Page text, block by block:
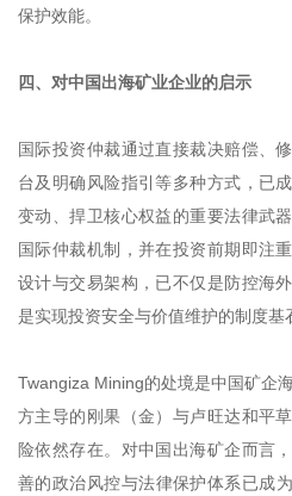
保护效能。
四、对中国出海矿业企业的启示
国际投资仲裁通过直接裁决赔偿、
台及明确风险指引等多种方式，已
变动、捍卫核心权益的重要法律武
国际仲裁机制，并在投资前期即注
设计与交易架构，已不仅是防控海
是实现投资安全与价值维护的制度基
Twangiza Mining的处境是中国矿企
方主导的刚果（金）与卢旺达和平
险依然存在。对中国出海矿企而言
善的政治风控与法律保护体系已成